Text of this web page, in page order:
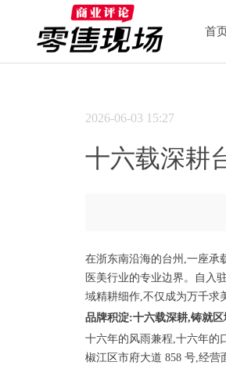
首
十六载深耕
在浙东南沿海的台州,一座
医美行业的专业边界。自入
域精耕细作,不仅成为万千求
品牌积淀:十六载深耕,铸就
十六年的风雨兼程,十六年的
椒江区市府大道 858 号,经
2026-06-03 15:27